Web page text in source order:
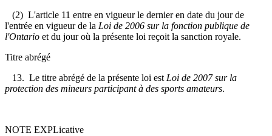
(2) L'article 11 entre en vigueur le dernier en date du jour de
l'entrée en vigueur de la Loi de 2006 sur la fonction publique de
l'Ontario et du jour où la présente loi reçoit la sanction royale.
Titre abrégé
13. Le titre abrégé de la présente loi est Loi de 2007 sur la
protection des mineurs participant à des sports amateurs.
NOTE EXPLicative